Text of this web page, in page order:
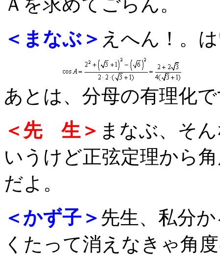
＜まなぶ＞ えへん！。
あとは、分母の有理化
＜先 生＞ まなぶ、そ
いうけど正弦定理から
だよ。
＜かず子＞ 先生、私分
くたって消えなきゃ角